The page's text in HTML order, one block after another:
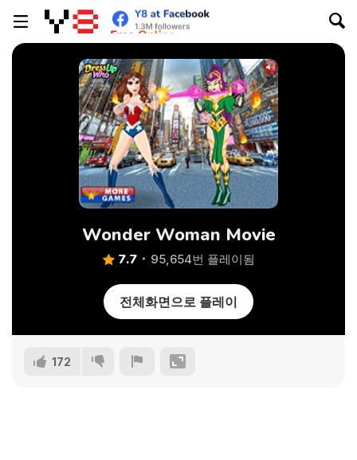
Wonder Woman Movie
7.7 95,654번 플레이됨
전체화면으로 플레이
172